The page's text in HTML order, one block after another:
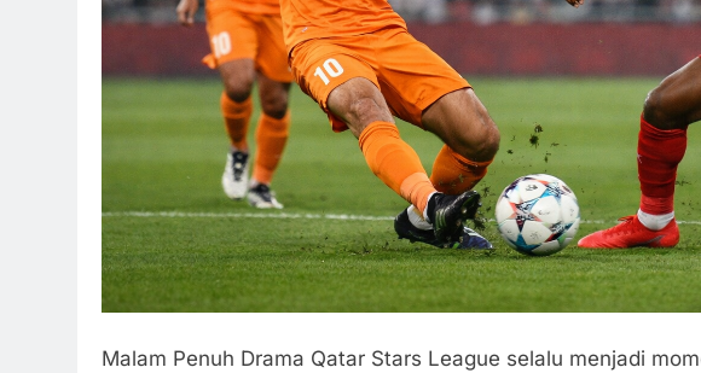
Malam Penuh Drama Qatar Stars League selalu menjadi